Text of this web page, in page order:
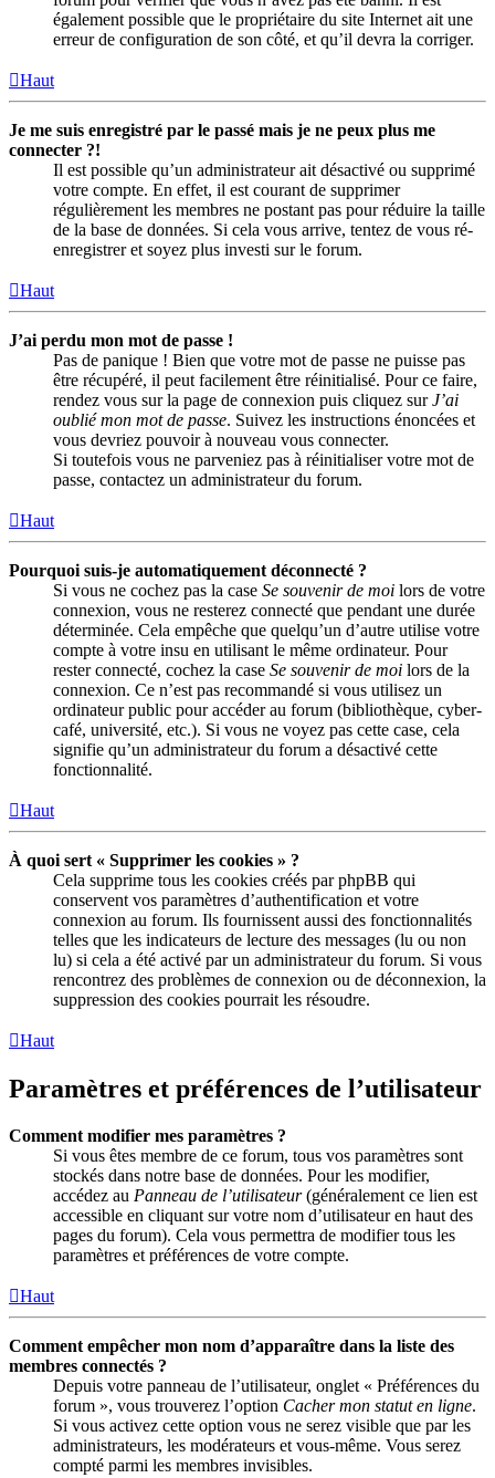
également possible que le propriétaire du site Internet ait une
erreur de configuration de son côté, et qu’il devra la corriger.
Haut
Je me suis enregistré par le passé mais je ne peux plus me
connecter ?!
Il est possible qu’un administrateur ait désactivé ou supprimé
votre compte. En effet, il est courant de supprimer
régulièrement les membres ne postant pas pour réduire la taille
de la base de données. Si cela vous arrive, tentez de vous ré-
enregistrer et soyez plus investi sur le forum.
Haut
J’ai perdu mon mot de passe !
Pas de panique ! Bien que votre mot de passe ne puisse pas
être récupéré, il peut facilement être réinitialisé. Pour ce faire,
rendez vous sur la page de connexion puis cliquez surJ’ai
oublié mon mot de passe. Suivez les instructions énoncées et
vous devriez pouvoir à nouveau vous connecter.
Si toutefois vous ne parveniez pas à réinitialiser votre mot de
passe, contactez un administrateur du forum.
Haut
Pourquoi suis-je automatiquement déconnecté ?
Si vous ne cochez pas la case Se souvenir de moi lors de votre
connexion, vous ne resterez connecté que pendant une durée
déterminée. Cela empêche que quelqu’un d’autre utilise votre
compte à votre insu en utilisant le même ordinateur. Pour
rester connecté, cochez la case Se souvenir de moi lors de la
connexion. Ce n’est pas recommandé si vous utilisez un
ordinateur public pour accéder au forum (bibliothèque, cyber-
café, université, etc.). Si vous ne voyez pas cette case, cela
signifie qu’un administrateur du forum a désactivé cette
fonctionnalité.
Haut
À quoi sert « Supprimer les cookies » ?
Cela supprime tous les cookies créés par phpBB qui
conservent vos paramètres d’authentification et votre
connexion au forum. Ils fournissent aussi des fonctionnalités
telles que les indicateurs de lecture des messages (lu ou non
lu) si cela a été activé par un administrateur du forum. Si vous
rencontrez des problèmes de connexion ou de déconnexion, la
suppression des cookies pourrait les résoudre.
Haut
Paramètres et préférences de l’utilisateur
Comment modifier mes paramètres ?
Si vous êtes membre de ce forum, tous vos paramètres sont
stockés dans notre base de données. Pour les modifier,
accédez au Panneau de l’utilisateur(généralement ce lien est
accessible en cliquant sur votre nom d’utilisateur en haut des
pages du forum). Cela vous permettra de modifier tous les
paramètres et préférences de votre compte.
Haut
Comment empêcher mon nom d’apparaître dans la liste des
membres connectés ?
Depuis votre panneau de l’utilisateur, onglet « Préférences du
forum », vous trouverez l’option Cacher mon statut en ligne.
Si vous activez cette option vous ne serez visible que par les
administrateurs, les modérateurs et vous-même. Vous serez
compté parmi les membres invisibles.